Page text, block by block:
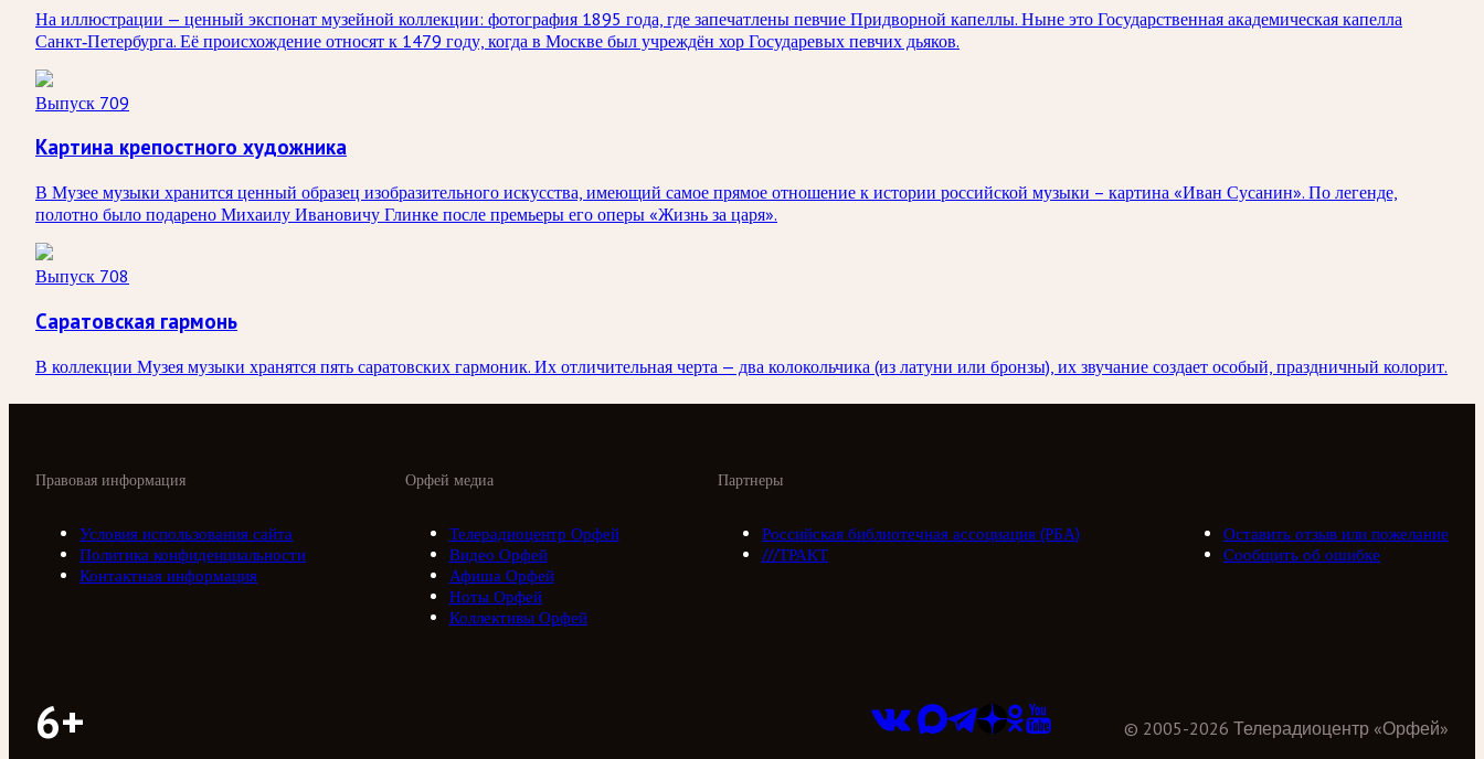
На иллюстрации — ценный экспонат музейной коллекции: фотография 1895 года, где запечатлены певчие Придворной капеллы. Ныне это Государственная академическая капелла
Санкт‑Петербурга. Её происхождение относят к 1479 году, когда в Москве был учреждён хор Государевых певчих дьяков.
Выпуск 709
Картина крепостного художника
В Музее музыки хранится ценный образец изобразительного искусства, имеющий самое прямое отношение к истории российской музыки – картина «Иван Сусанин». По легенде,
полотно было подарено Михаилу Ивановичу Глинке после премьеры его оперы «Жизнь за царя».
Выпуск 708
Саратовская гармонь
В коллекции Музея музыки хранятся пять саратовских гармоник. Их отличительная черта — два колокольчика (из латуни или бронзы), их звучание создает особый, праздничный колорит.
Орфей медиа
Телерадиоцентр Орфей
Видео Орфей
Афиша Орфей
Ноты Орфей
Коллективы Орфей
Партнеры
Российская библиотечная ассоциация (РБА)
///ТРАКТ
Правовая информация
Условия использования сайта
Политика конфиденциальности
Контактная информация
Оставить отзыв или пожелание
Сообщить об ошибке
6+ © 2005-2026 Телерадиоцентр «Орфей»